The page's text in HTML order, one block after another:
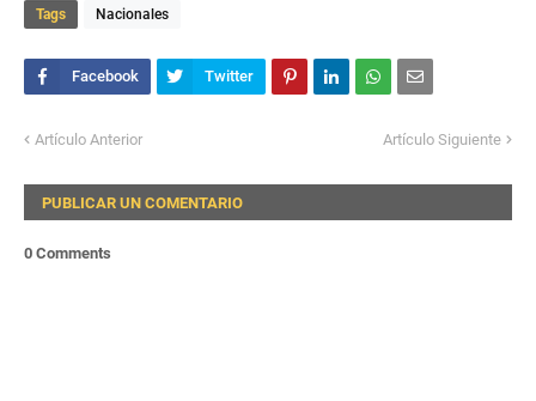
Tags Nacionales
Artículo Anterior Artículo Siguiente
PUBLICAR UN COMENTARIO
0 Comments